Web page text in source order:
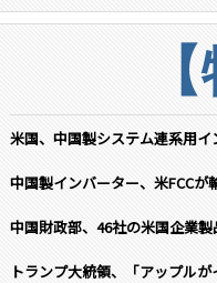
米国、中国製システム連系用
中国製インバーター、米FCC
中国財政部、46社の米国企業
トランプ大統領、「アップル